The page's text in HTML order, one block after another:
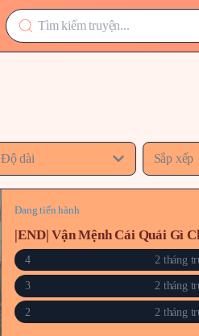
Độ dài Sắp xếp
Đang tiến hành
|END| Vận Mệnh Cái Quái Gì
4 2 tháng
3 2 tháng
2 2 tháng